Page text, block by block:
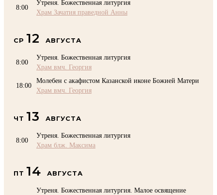
8:00
Утреня. Божественная литургия
Храм Зачатия праведной Анны
СР 12 АВГУСТА
8:00
Утреня. Божественная литургия
Храм вмч. Георгия
18:00
Молебен с акафистом Казанской иконе Божией Матери
Храм вмч. Георгия
ЧТ 13 АВГУСТА
8:00
Утреня. Божественная литургия
Храм блж. Максима
ПТ 14 АВГУСТА
Утреня. Божественная литургия. Малое освящение